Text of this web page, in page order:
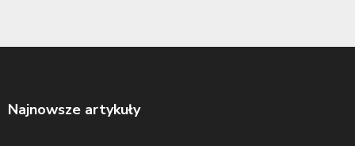
Najnowsze artykuły